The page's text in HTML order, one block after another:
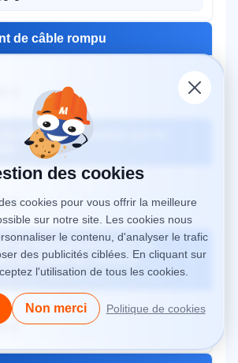
de câble rompu
réparation moteur qui ne
€
ou reprogrammation de
ou cellule de sécurité
€
des cookies
cookies pour vous offrir la meilleure
sur notre site. Les cookies nous
le contenu, d'analyser le trafic
des publicités ciblées. En cliquant sur
l'utilisation de tous les cookies.
Non merci Politique de cookies